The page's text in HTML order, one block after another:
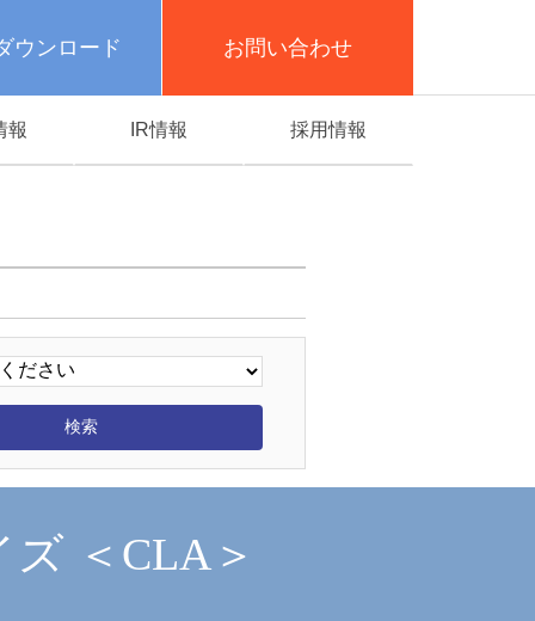
ウンロード お問い合わせ
報 IR情報 採用情報
＜CLA＞